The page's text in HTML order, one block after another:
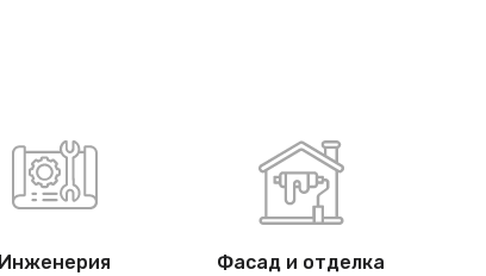
Инженерия Фасад и отделка